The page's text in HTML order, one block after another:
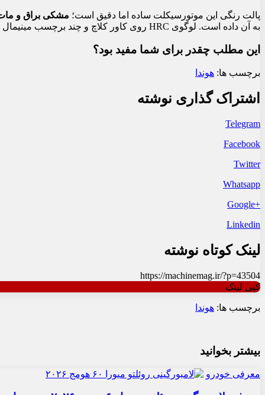
پالت رنگی این موتورسیکلت ساده اما دقیق است؛ مشکی براق و
به آن داده است. لوگوی HRC روی کاور کلاچ و چند برچسب مینیمال دیگر، امضای نهایی این پروژه خاص هستند.
این مطلب چقدر برای شما مفید بود؟
برچسب ها: هوندا
اشتراک گذاری نوشته
Telegram
Facebook
Twitter
Whatsapp
+Google
Linkedin
لینک کوتاه نوشته
https://machinemag.ir/?p=43504
کپی لینک
برچسب ها: هوندا
بیشتر بخوانید
معرفی خودرو